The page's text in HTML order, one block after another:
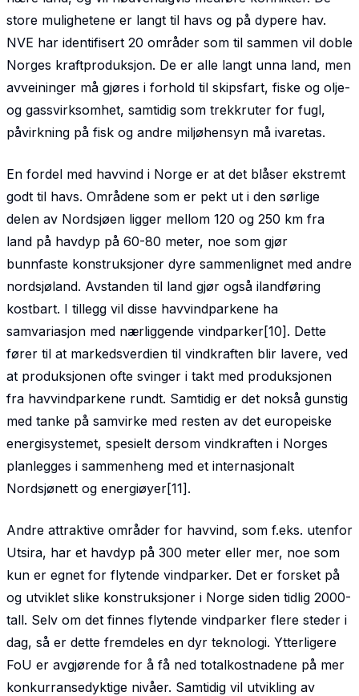
store mulighetene er langt til havs og på dypere hav.
NVE har identifisert 20 områder som til sammen vil doble
Norges kraftproduksjon. De er alle langt unna land, men
avveininger må gjøres i forhold til skipsfart, fiske og olje-
og gass­virksomhet, samtidig som trekkruter for fugl,
påvirkning på fisk og andre miljøhensyn må ivaretas.
En fordel med havvind i Norge er at det blåser ekstremt
godt til havs. Områdene som er pekt ut i den sørlige
delen av Nordsjøen ligger mellom 120 og 250 km fra
land på havdyp på 60-80 meter, noe som gjør
bunnfaste konstruksjoner dyre sammenlignet med andre
nordsjøland. Avstanden til land gjør også ilandføring
kostbart. I tillegg vil disse havvindparkene ha
samvariasjon med nærliggende vind­parker[10]. Dette
fører til at markedsverdien til vindkraften blir lavere, ved
at produksjonen ofte svinger i takt med produksjonen
fra havvindparkene rundt. Samtidig er det nokså gunstig
med tanke på samvirke med resten av det europeiske
energisystemet, spesielt dersom vindkraften i Norges
planlegges i sammenheng med et internasjonalt
Nordsjønett og energiøyer[11].
Andre attraktive områder for havvind, som f.eks. utenfor
Utsira, har et havdyp på 300 meter eller mer, noe som
kun er egnet for flytende vindparker. Det er forsket på
og utviklet slike konstruksjoner i Norge siden tidlig 2000-
tall. Selv om det finnes flytende vindparker flere steder i
dag, så er dette fremdeles en dyr teknologi. Ytterligere
FoU er avgjørende for å få ned totalkostnadene på mer
konkurranse­dyktige nivåer. Samtidig vil utvikling av